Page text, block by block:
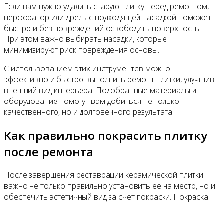
Если вам нужно удалить старую плитку перед ремонтом,
перфоратор или дрель с подходящей насадкой поможет
быстро и без повреждений освободить поверхность.
При этом важно выбирать насадки, которые
минимизируют риск повреждения основы.
С использованием этих инструментов можно
эффективно и быстро выполнить ремонт плитки, улучшив
внешний вид интерьера. Подобранные материалы и
оборудование помогут вам добиться не только
качественного, но и долговечного результата.
Как правильно покрасить плитку
после ремонта
После завершения реставрации керамической плитки
важно не только правильно установить её на место, но и
обеспечить эстетичный вид за счет покраски. Покраска